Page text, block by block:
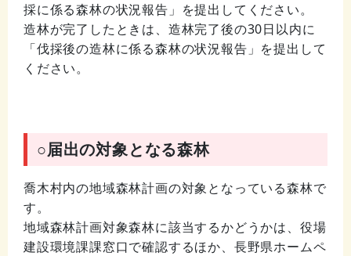
採に係る森林の状況報告」を提出してください。
造林が完了したときは、造林完了後の30日以内に
「伐採後の造林に係る森林の状況報告」を提出して
ください。
○届出の対象となる森林
喬木村内の地域森林計画の対象となっている森林で
す。
地域森林計画対象森林に該当するかどうかは、役場
建設環境課課窓口で確認するほか、長野県ホームペ